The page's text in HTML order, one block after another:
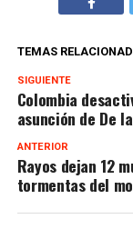
TEMAS
SIGUIENTE
Colombia
asunción de De
ANTERIOR
Rayos dejan 12
tormentas del